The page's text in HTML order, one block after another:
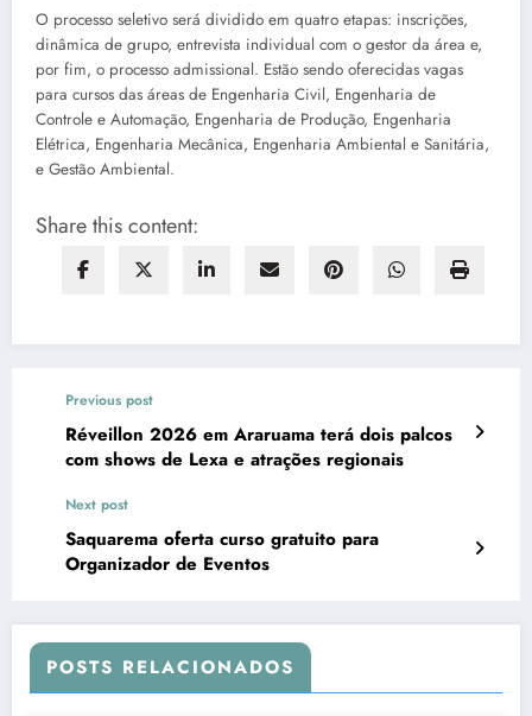
O processo seletivo será dividido em quatro etapas: inscrições,
dinâmica de grupo, entrevista individual com o gestor da área e,
por fim, o processo admissional. Estão sendo oferecidas vagas
para cursos das áreas de Engenharia Civil, Engenharia de
Controle e Automação, Engenharia de Produção, Engenharia
Elétrica, Engenharia Mecânica, Engenharia Ambiental e Sanitária,
e Gestão Ambiental.
Share this content:
Previous post
Réveillon 2026 em Araruama terá dois palcos
com shows de Lexa e atrações regionais
Next post
Saquarema oferta curso gratuito para
Organizador de Eventos
POSTS RELACIONADOS